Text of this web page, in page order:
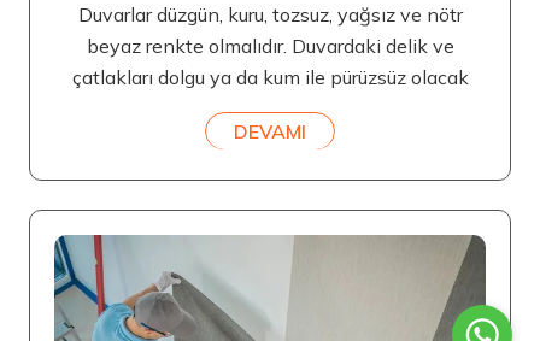
Duvarlar düzgün, kuru, tozsuz, yağsız ve nötr
beyaz renkte olmalıdır. Duvardaki delik ve
çatlakları dolgu ya da kum ile pürüzsüz olacak
DEVAMI